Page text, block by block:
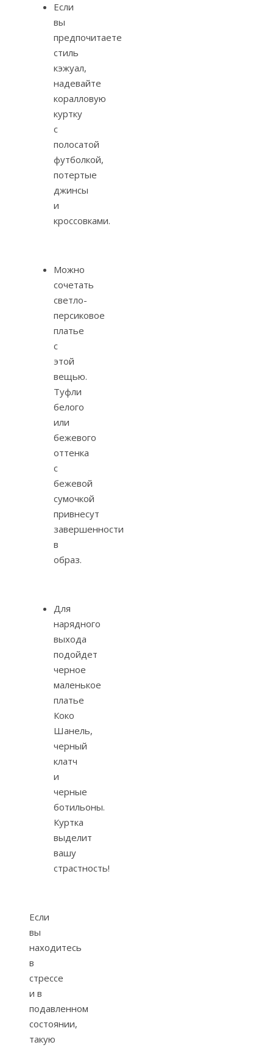
Если
вы
предпочитаете
стиль
кэжуал,
надевайте
коралловую
куртку
с
полосатой
футболкой,
потертые
джинсы
и
кроссовками.
Можно
сочетать
светло-
персиковое
платье
с
этой
вещью.
Туфли
белого
или
бежевого
оттенка
с
бежевой
сумочкой
привнесут
завершенности
в
образ.
Для
нарядного
выхода
подойдет
черное
маленькое
платье
Коко
Шанель,
черный
клатч
и
черные
ботильоны.
Куртка
выделит
вашу
страстность!
Если
вы
находитесь
в
стрессе
и в
подавленном
состоянии,
такую